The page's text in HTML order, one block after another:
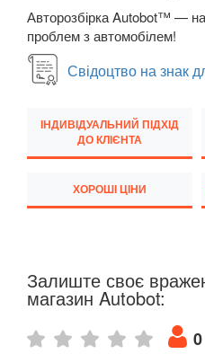
Transit VII
Transit Connect Mk1
Transit Connect Mk2
Transit Courier Mk1
Transit Custom Mk1
HONDA
JAGUAR
Авторозбірка Autobot™ —
проблем з автомобілем!
Свідоцтво на знак
ІНДИВІДУАЛЬНИЙ ПІДХІД
ДО КЛІЄНТА
ХОРОШІ ЦІНИ
Залиште своє
магазин Autobot:
0